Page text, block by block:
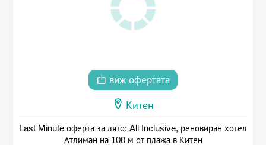
виж офертата
Китен
Last Minute оферта за лято: All Inclusive, реновиран хотел
Атлиман на 100 м от плажа в Китен